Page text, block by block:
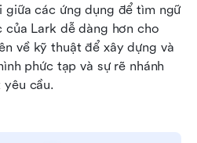
giữa các ứng dụng để tìm ngữ
của Lark dễ dàng hơn cho
về kỹ thuật để xây dựng và
phức tạp và sự rẽ nhánh
yêu cầu.